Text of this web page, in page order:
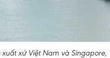
xứ Việt Nam và